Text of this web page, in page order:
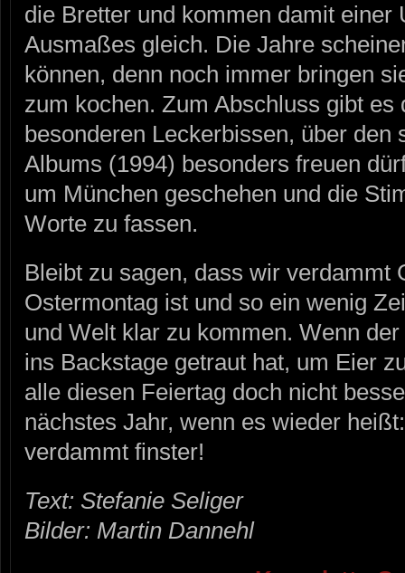
die Bretter und kommen damit einer
Ausmaßes gleich. Die Jahre
können, denn noch immer bringen
zum kochen. Zum Abschluss gibt es
besonderen Leckerbissen, über den
Albums (1994) besonders freuen
um München geschehen und die
Worte zu fassen.
Bleibt zu sagen, dass wir verdammt
Ostermontag ist und so ein wenig
und Welt klar zu kommen. Wenn
ins Backstage getraut hat, um Eier
alle diesen Feiertag doch nicht
nächstes Jahr, wenn es wieder
verdammt finster!
Text: Stefanie Seliger
Bilder: Martin Dannehl